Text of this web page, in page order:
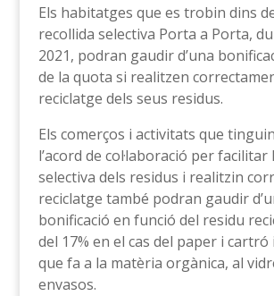
Els habitatges que es trobin dins
recollida selectiva Porta a Porta,
2021, podran gaudir d’una
de la quota si realitzen
reciclatge dels seus residus.
Els comerços i activitats que
l’acord de col·laboració per
selectiva dels residus i realitzin
reciclatge també podran gaudir
bonificació en funció del residu
del 17% en el cas del paper i cartró
que fa a la matèria orgànica, al
envasos.